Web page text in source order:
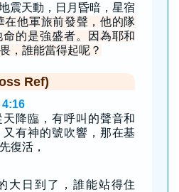
震天動，日月昏暗，星宿
在他軍旅前發聲，他的隊
的是強盛者。因為耶和
，誰能當得起呢？
Ref)
4:16
天降臨，有呼叫的聲音和
有神的號吹響，那在基
復活，
大日到了，誰能站得住